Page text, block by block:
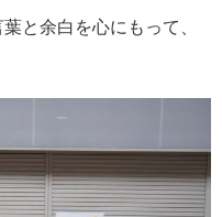
と余白を心にもって、